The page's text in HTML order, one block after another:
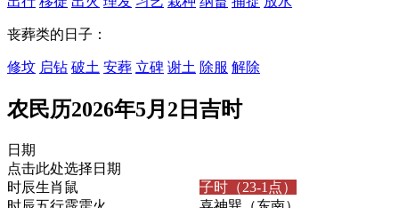
丧葬类的日子：
修坟 启钻 破土 安葬 立碑 谢土 除服 解除
农民历2026年5月2日吉时
日期
点击此处选择日期
子时（23-1点）
时辰生肖 鼠